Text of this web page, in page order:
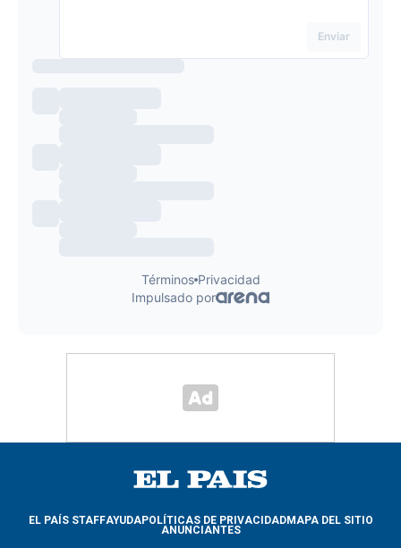
EL PAÍS STAFFAYUDAPOLÍTICAS DE PRIVACIDADMAPA DEL SITIO
ANUNCIANTES